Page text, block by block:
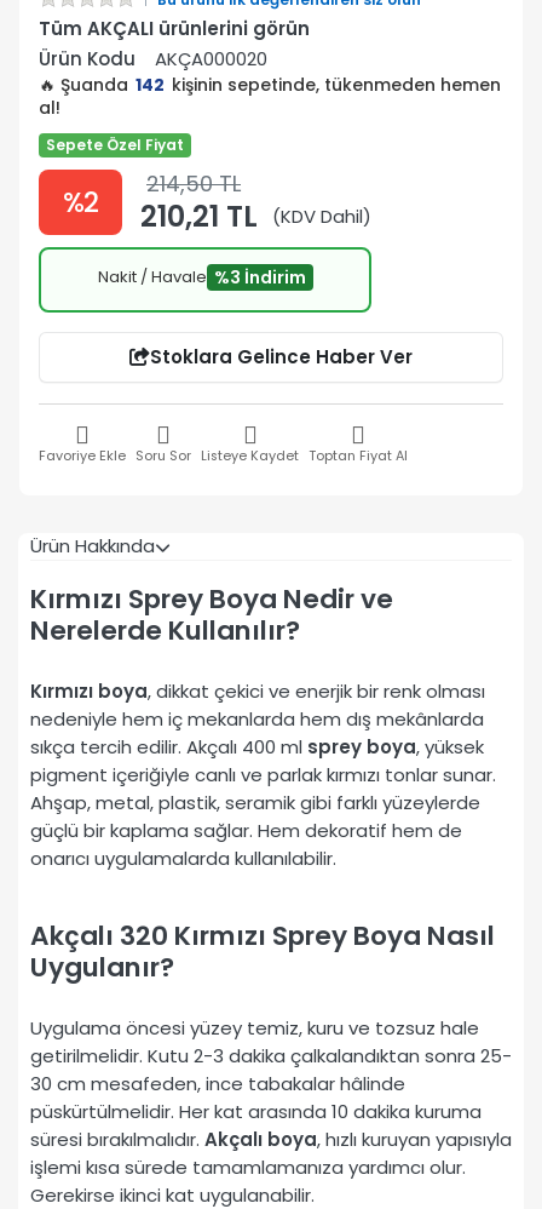
Tüm AKÇALI ürünlerini görün
Ürün Kodu
AKÇA000020
🔥 Şuanda 142 kişinin sepetinde, tükenmeden hemen
al!
Sepete Özel Fiyat
%2 214,50 TL
210,21 TL (KDV Dahil)
Nakit / Havale %3 İndirim
Stoklara Gelince Haber Ver
Favoriye Ekle Soru Sor Listeye Kaydet Toptan Fiyat Al
Ürün Hakkında
Kırmızı Sprey Boya Nedir ve
Nerelerde Kullanılır?
Kırmızı boya, dikkat çekici ve enerjik bir renk olması
nedeniyle hem iç mekanlarda hem dış mekânlarda
sıkça tercih edilir. Akçalı 400 ml sprey boya, yüksek
pigment içeriğiyle canlı ve parlak kırmızı tonlar sunar.
Ahşap, metal, plastik, seramik gibi farklı yüzeylerde
güçlü bir kaplama sağlar. Hem dekoratif hem de
onarıcı uygulamalarda kullanılabilir.
Akçalı 320 Kırmızı Sprey Boya Nasıl
Uygulanır?
Uygulama öncesi yüzey temiz, kuru ve tozsuz hale
getirilmelidir. Kutu 2-3 dakika çalkalandıktan sonra 25-
30 cm mesafeden, ince tabakalar hâlinde
püskürtülmelidir. Her kat arasında 10 dakika kuruma
süresi bırakılmalıdır. Akçalı boya, hızlı kuruyan yapısıyla
işlemi kısa sürede tamamlamanıza yardımcı olur.
Gerekirse ikinci kat uygulanabilir.